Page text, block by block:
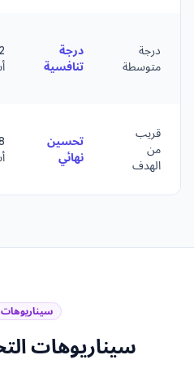
درجة
متوسطة
درجة
تنافسية
قريب
من
الهدف
تحسين
نهائي
سيناريوهات